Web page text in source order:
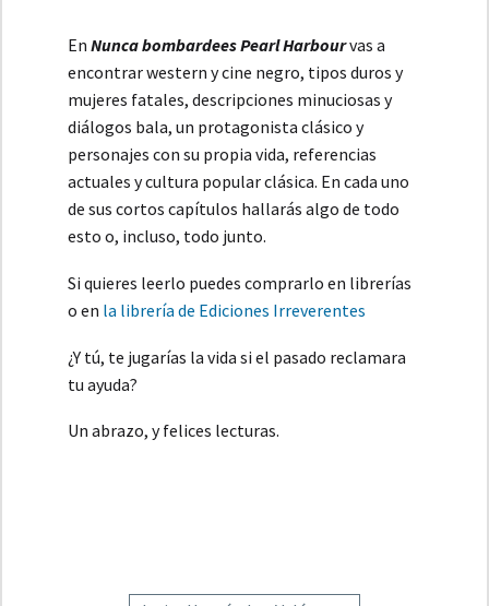
En Nunca bombardees Pearl Harbourvas a
encontrar western y cine negro, tipos duros y
mujeres fatales, descripciones minuciosas y
diálogos bala, un protagonista clásico y
personajes con su propia vida, referencias
actuales y cultura popular clásica. En cada uno
de sus cortos capítulos hallarás algo de todo
esto o, incluso, todo junto.
Si quieres leerlo puedes comprarlo en librerías
o en la librería de Ediciones Irreverentes
¿Y tú, te jugarías la vida si el pasado reclamara
tu ayuda?
Un abrazo, y felices lecturas.